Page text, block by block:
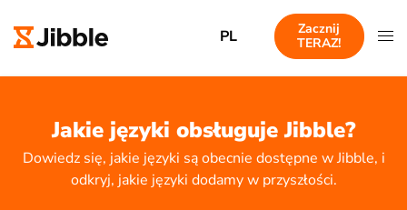
PL
Zacznij
TERAZ!
Jakie języki obsługuje Jibble?
Dowiedz się, jakie języki są obecnie dostępne w Jibble, i
odkryj, jakie języki dodamy w przyszłości.